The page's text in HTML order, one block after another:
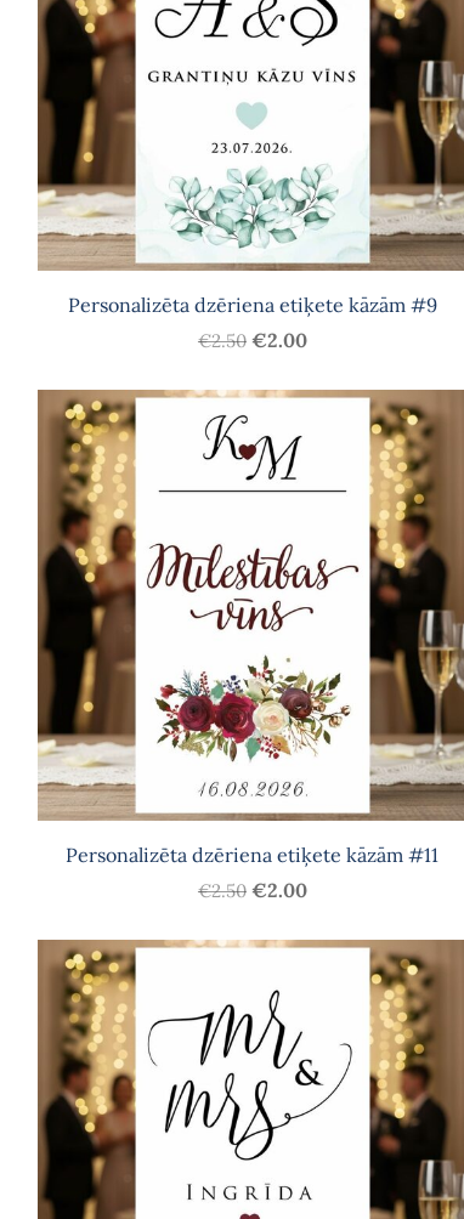
Personalizēta dzēriena etiķete kāzām #9
€2.50 €2.00
Personalizēta dzēriena etiķete kāzām #11
€2.50 €2.00